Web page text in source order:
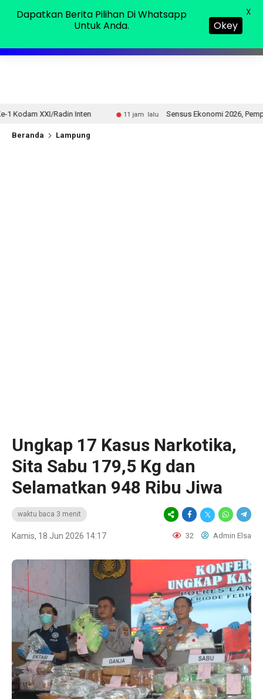
11 jam lalu Sensus Ekonomi 2026, Pemprov Lampung
Beranda Lampung
Ungkap 17 Kasus Narkotika,
Sita Sabu 179,5 Kg dan
Selamatkan 948 Ribu Jiwa
waktu baca 3 menit
Kamis, 18 Jun 2026 14:17 32 Admin Elsa
Dapatkan Berita Pilihan Di Whatsapp
Untuk Anda.
Okey
X